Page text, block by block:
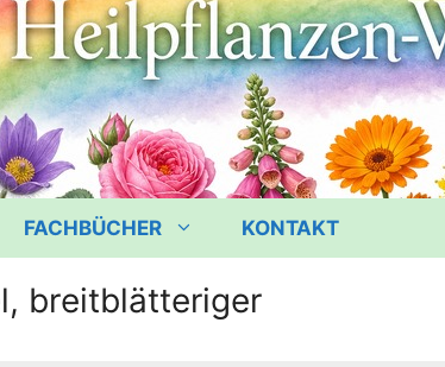
FACHBÜCHER KONTAKT
breitblätteriger